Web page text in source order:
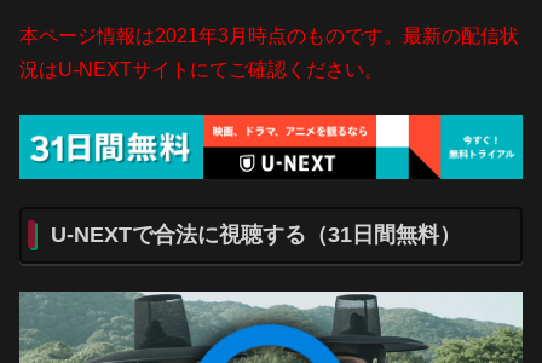
本ページ情報は2021年3月時点のものです。最新の配信状
況はU-NEXTサイトにてご確認ください。
U-NEXTで合法に視聴する（31日間無料）